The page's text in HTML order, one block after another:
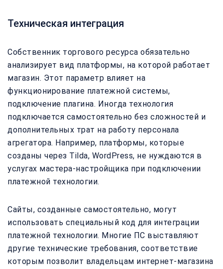
Техническая интеграция
Собственник торгового ресурса обязательно
анализирует вид платформы, на которой работает
магазин. Этот параметр влияет на
функционирование платежной системы,
подключение плагина. Иногда технология
подключается самостоятельно без сложностей и
дополнительных трат на работу персонала
агрегатора. Например, платформы, которые
созданы через Tilda, WordPress, не нуждаются в
услугах мастера-настройщика при подключении
платежной технологии.
Сайты, созданные самостоятельно, могут
использовать специальный код для интеграции
платежной технологии. Многие ПС выставляют
другие технические требования, соответствие
которым позволит владельцам интернет-магазина